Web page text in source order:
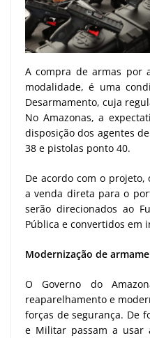
A compra de armas por
modalidade, é uma
Desarmamento, cuja
No Amazonas, a
disposição dos agentes
38 e pistolas ponto 40.
De acordo com o projeto,
a venda direta para o
serão direcionados ao
Pública e convertidos em
Modernização de
O Governo do
reaparelhamento e
forças de segurança. De
e Militar passam a usar